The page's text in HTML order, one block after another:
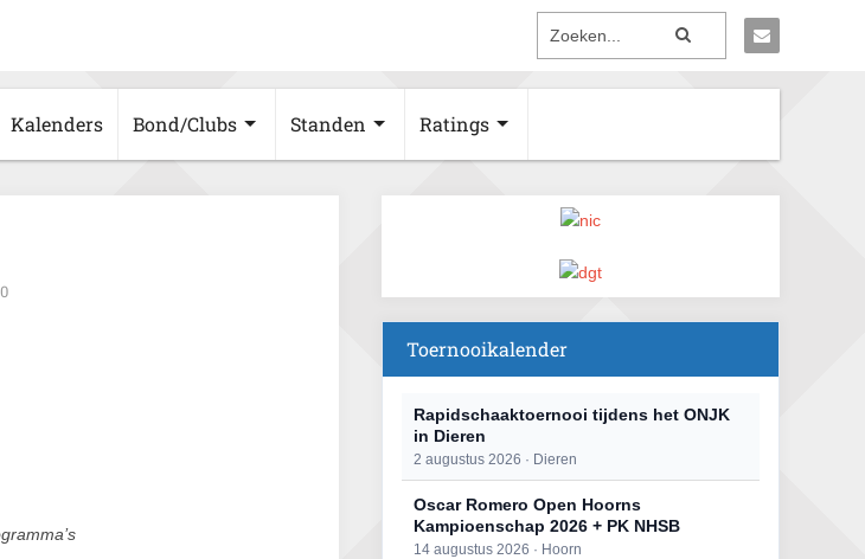
Kalenders Bond/Clubs Standen Ratings
0
Toernooikalender
Rapidschaaktoernooi tijdens het ONJK
in Dieren
2 augustus 2026 · Dieren
Oscar Romero Open Hoorns
Kampioenschap 2026 + PK NHSB
14 augustus 2026 · Hoorn